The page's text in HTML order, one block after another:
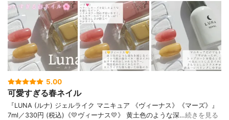
5.00
可愛すぎる春ネイル
『LUNA (ルナ) ジェルライク マニキュア 《ヴィーナス》《マーズ》』
7ml／330円 (税込)《💛ヴィーナス💛》 黄土色のような深…続きを見る